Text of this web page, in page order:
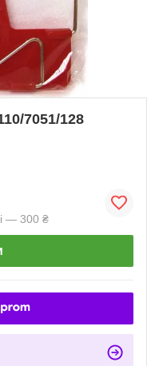
7051/128
— 300 ₴